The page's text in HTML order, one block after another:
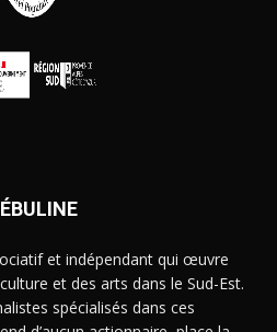
et indépendant qui œuvre
et des arts dans le Sud-Est.
spécialisés dans ces